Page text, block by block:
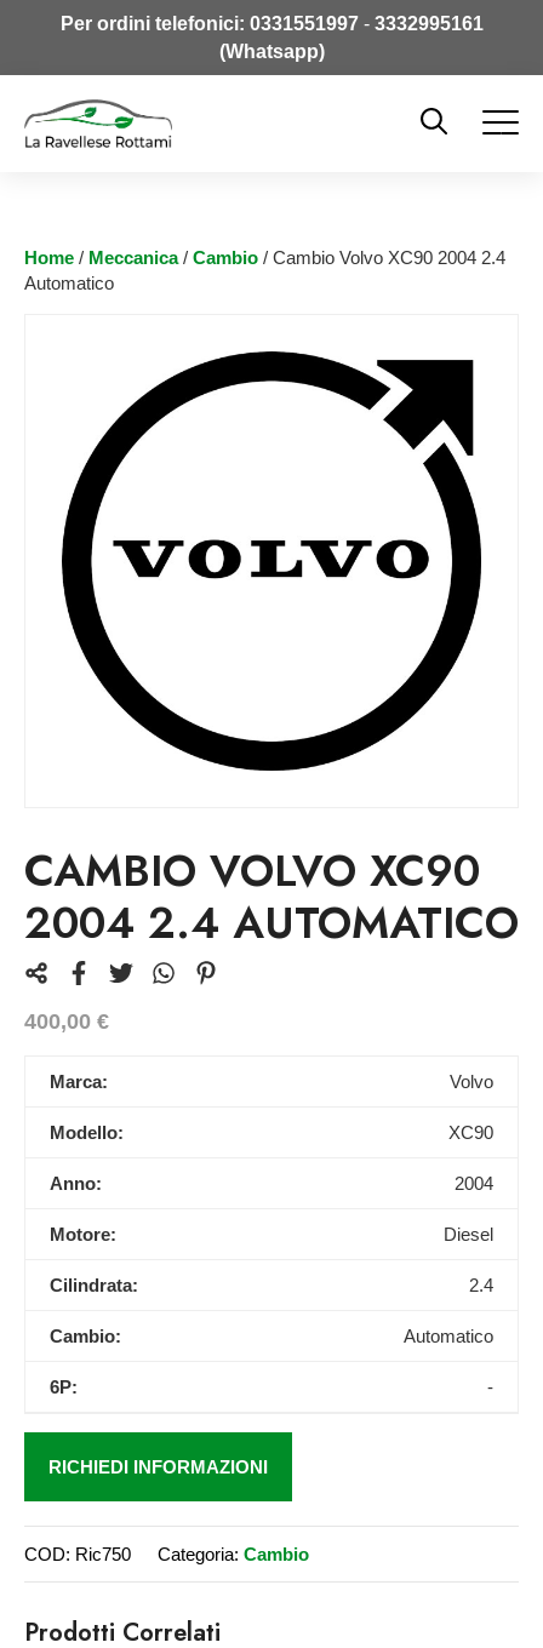
Per ordini telefonici: 0331551997- 3332995161
(Whatsapp)
Home / Meccanica/ Cambio / Cambio Volvo XC90 2004 2.4
Automatico
CAMBIO VOLVO XC90
2004 2.4 AUTOMATICO
400,00 €
Marca: Volvo
Modello: XC90
Anno: 2004
Motore: Diesel
Cilindrata: 2.4
Cambio: Automatico
6P: -
RICHIEDI INFORMAZIONI
COD: Ric750 Categoria: Cambio
Prodotti Correlati